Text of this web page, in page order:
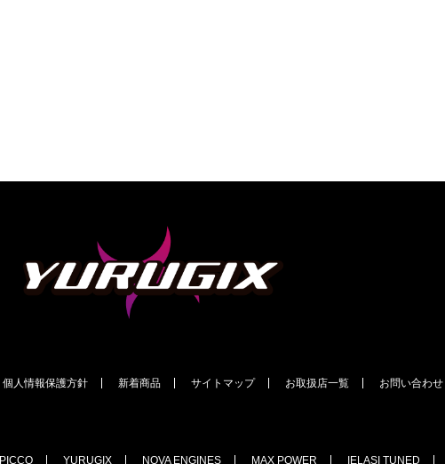
個人情報保護方針 新着商品 サイトマップ お取扱店一覧 お問い合わせ
PICCO YURUGIX NOVA ENGINES MAX POWER IELASI TUNED